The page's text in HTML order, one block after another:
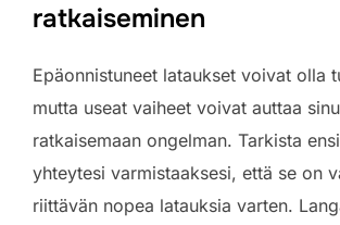
ratkaiseminen
Epäonnistuneet lataukset voivat olla
mutta useat vaiheet voivat auttaa
ratkaisemaan ongelman. Tarkista
yhteytesi varmistaaksesi, että se on
riittävän nopea latauksia varten.